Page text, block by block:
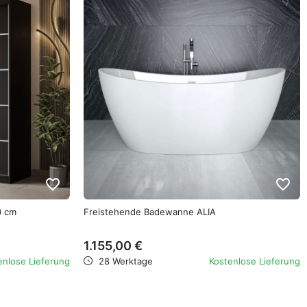
favorite_border
cm
Lieferung
favorite_border
Freistehende Badewanne ALIA
1.155,00 €
28 Werktage Kostenlose Lieferung